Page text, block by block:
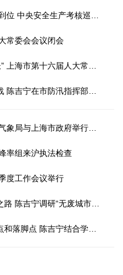
查组第六组向上海市反馈明查暗访情况
常委会会议闭会
常委会第三十二次会议举行扩大会议
领导干部要下沉一线、深入群众 现场指挥、果断处置
与上海市政府举行座谈会
率组来沪执法检查
度工作会议举行
升再生能源利用效率和质量 培育壮大绿色循环经济
习教育调研新一轮民心工程推进情况